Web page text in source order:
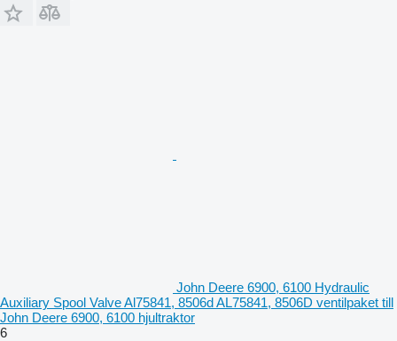
John Deere 6900, 6100 Hydraulic
Auxiliary Spool Valve Al75841, 8506d AL75841, 8506D ventilpaket till
John Deere 6900, 6100 hjultraktor
6